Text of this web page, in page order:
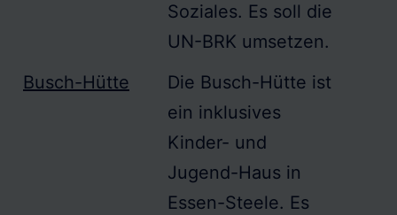
Soziales. Es soll die
UN-BRK umsetzen.
Busch-Hütte
Die Busch-Hütte ist
ein inklusives
Kinder- und
Jugend-Haus in
Essen-Steele. Es